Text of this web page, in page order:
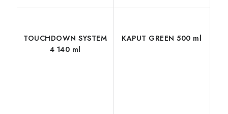
TOUCHDOWN SYSTEM
4 140 ml
KAPUT GREEN 500 ml